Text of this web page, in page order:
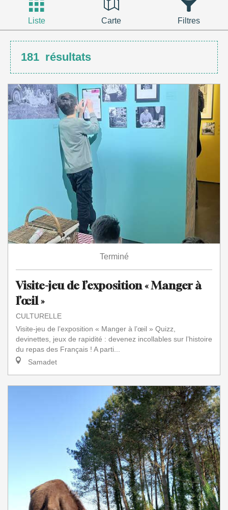
Liste Carte Filtres
181 résultats
Terminé
Visite-jeu de l’exposition « Manger à
l’œil »
CULTURELLE
Visite-jeu de l’exposition « Manger à l’œil » Quizz,
devinettes, jeux de rapidité : devenez incollables sur l’histoire
du repas des Français ! A parti...
Samadet